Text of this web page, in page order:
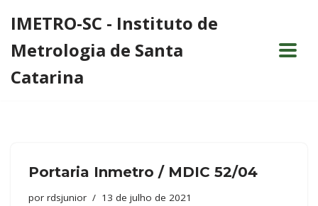
para
o
IMETRO-SC - Instituto de
Metrologia de Santa
Catarina
Portaria Inmetro / MDIC 52/04
por rdsjunior 13 de julho de 2021